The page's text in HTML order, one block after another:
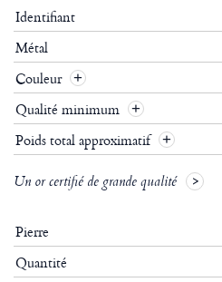
Identifiant
Métal
Couleur
Qualité minimum
Poids total approximatif
Un or certifié de grande qualité
Pierre
Quantité